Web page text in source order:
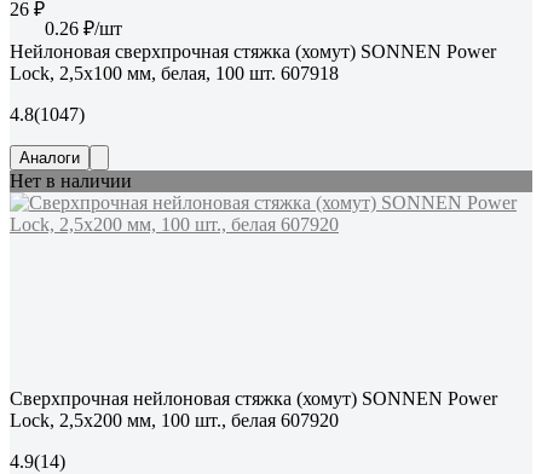
26 ₽
0.26 ₽/шт
Нейлоновая сверхпрочная стяжка (хомут) SONNEN Power
Lock, 2,5x100 мм, белая, 100 шт. 607918
4.8(1047)
Аналоги
Нет в наличии
Сверхпрочная нейлоновая стяжка (хомут) SONNEN Power
Lock, 2,5x200 мм, 100 шт., белая 607920
4.9(14)